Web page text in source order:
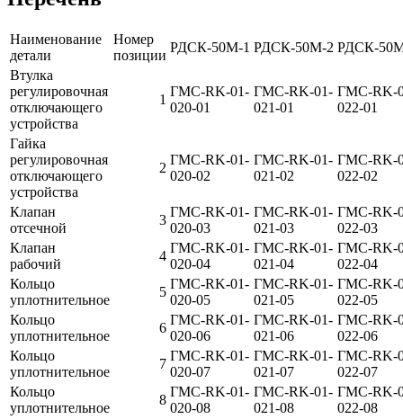
Наименование
детали
Номер
позиции
РДСК-50М-1 РДСК-50М-2 РДСК-
Втулка
регулировочная
отключающего
устройства
1
ГМС-RK-01-
020-01
ГМС-RK-01-
021-01
ГМС-RK-
022-01
Гайка
регулировочная
отключающего
устройства
2
ГМС-RK-01-
020-02
ГМС-RK-01-
021-02
ГМС-RK-
022-02
Клапан
отсечной
3
ГМС-RK-01-
020-03
ГМС-RK-01-
021-03
ГМС-RK-
022-03
Клапан
рабочий
4
ГМС-RK-01-
020-04
ГМС-RK-01-
021-04
ГМС-RK-
022-04
Кольцо
уплотнительное
5
ГМС-RK-01-
020-05
ГМС-RK-01-
021-05
ГМС-RK-
022-05
Кольцо
уплотнительное
6
ГМС-RK-01-
020-06
ГМС-RK-01-
021-06
ГМС-RK-
022-06
Кольцо
уплотнительное
7
ГМС-RK-01-
020-07
ГМС-RK-01-
021-07
ГМС-RK-
022-07
Кольцо
уплотнительное
8
ГМС-RK-01-
020-08
ГМС-RK-01-
021-08
ГМС-RK-
022-08